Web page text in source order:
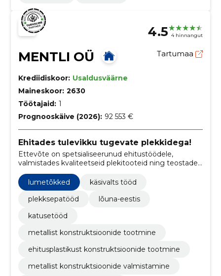
4.5 4 hinnangut
MENTLI OÜ Tartumaa
Krediidiskoor: Usaldusväärne
Maineskoor: 2630
Töötajaid: 1
Prognooskäive (2026): 92 553 €
Ehitades tulevikku tugevate plekkidega!
Ettevõte on spetsialiseerunud ehitustöödele,
valmistades kvaliteetseid plekitooteid ning teostades
paigaldus- ja konstruktsioonitöid.
lumetõkked
käsivalts tööd
plekksepatööd
lõuna-eestis
katusetööd
metallist konstruktsioonide tootmine
ehitusplastikust konstruktsioonide tootmine
metallist konstruktsioonide valmistamine